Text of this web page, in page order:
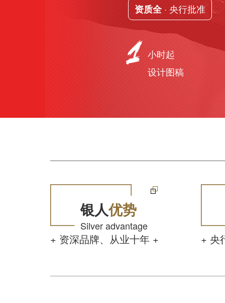
资质全· 央行批准
小时起
设计图稿
银人优势
Silver advantage
+ 资深品牌、从业十年 + + 央